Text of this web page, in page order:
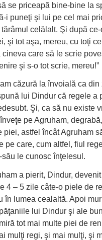
se priceapă bine-bine la
i puneţi şi lui pe cel mai
celălalt. Şi după
şi tot aşa, mereu, cu toţi
care să le scrie
şi s-o tot scrie, mereu!”
căzură la învoială ca din
lui Dindur că regele a
Şi, ca să nu existe
pe Agruham,
astfel încât Agruham
pe care, cum altfel, fiul
le cunosc înţelesul.
a pierit, Dindur,
4 – 5 zile câte-o piele de
în lumea cealaltă. Apoi
lui Dindur şi ale
tot mai multe piei de
mulţi regi, şi mai mulţi, şi